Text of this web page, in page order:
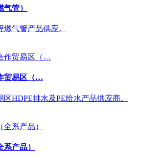
管）
气管产品供应。
贸易区（…
HDPE排水及PE给水产品供应商。
产品）